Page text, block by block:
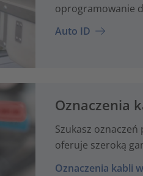
oprogramowanie
Auto ID
Oznaczenia
Szukasz
oferuje szeroką
Oznaczenia kabli